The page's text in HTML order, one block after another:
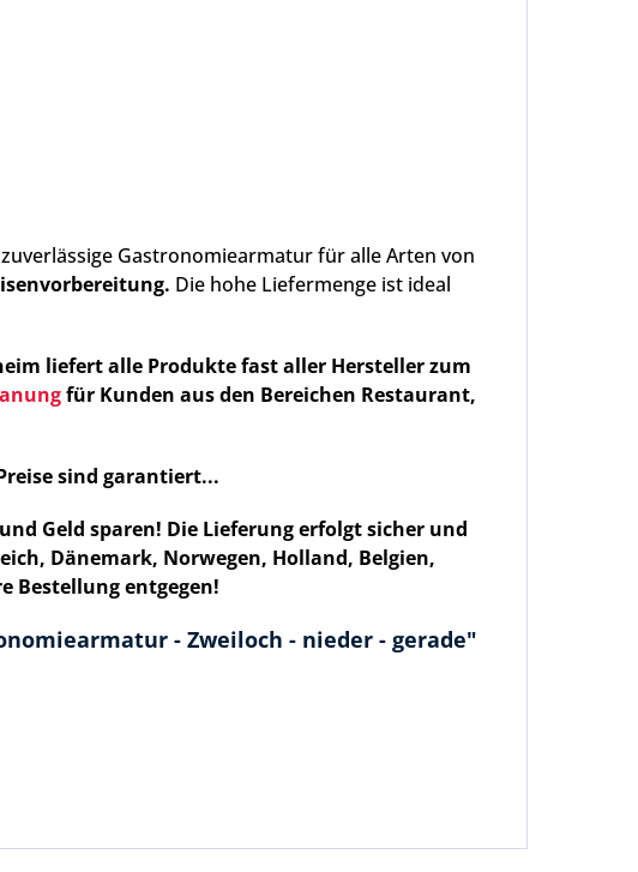
Gastronomiearmatur für alle Arten von
Die hohe Liefermenge ist ideal
liefertalle Produkte fast aller Hersteller zum
für Kunden aus den Bereichen Restaurant,
sind garantiert...
Geld sparen! Die Lieferungerfolgt sicher und
Dänemark, Norwegen, Holland, Belgien,
Bestellung entgegen!
- Zweiloch - nieder - gerade"